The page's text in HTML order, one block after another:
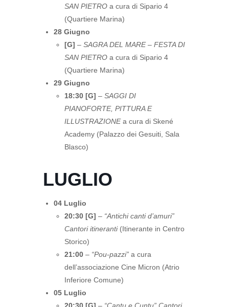
SAN PIETRO a cura di Sipario 4
(Quartiere Marina)
28 Giugno
[G] – SAGRA DEL MARE – FESTA DI
SAN PIETRO a cura di Sipario 4
(Quartiere Marina)
29 Giugno
18:30 [G] – SAGGI DI
PIANOFORTE, PITTURA E
ILLUSTRAZIONEa cura di Skené
Academy (Palazzo dei Gesuiti, Sala
Blasco)
LUGLIO
04 Luglio
20:30 [G] – “Antichi canti d’amuri”
Cantori itineranti(Itinerante in Centro
Storico)
21:00 – “Pou-pazzi” a cura
dell’associazione Cine Micron (Atrio
Inferiore Comune)
05 Luglio